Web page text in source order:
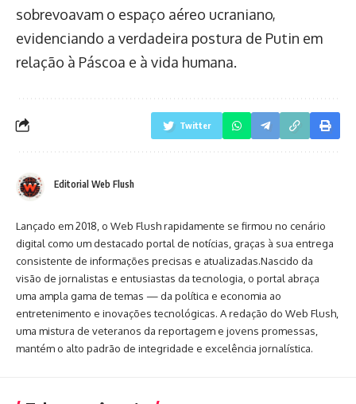
sobrevoavam o espaço aéreo ucraniano,
evidenciando a verdadeira postura de Putin em
relação à Páscoa e à vida humana.
Twitter
Editorial Web Flush
Lançado em 2018, o Web Flush rapidamente se firmou no cenário
digital como um destacado portal de notícias, graças à sua entrega
consistente de informações precisas e atualizadas.Nascido da
visão de jornalistas e entusiastas da tecnologia, o portal abraça
uma ampla gama de temas — da política e economia ao
entretenimento e inovações tecnológicas. A redação do Web Flush,
uma mistura de veteranos da reportagem e jovens promessas,
mantém o alto padrão de integridade e excelência jornalística.